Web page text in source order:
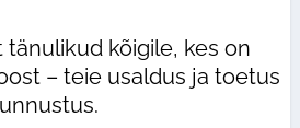
kõigile, kes on
– teie usaldus ja toetus